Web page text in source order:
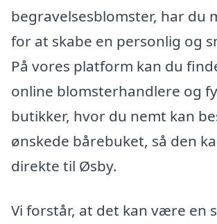
begravelsesblomster, har du
for at skabe en personlig og
På vores platform kan du
online blomsterhandlere og
butikker, hvor du nemt kan
ønskede bårebuket, så den
direkte til Øsby.
Vi forstår, at det kan være en